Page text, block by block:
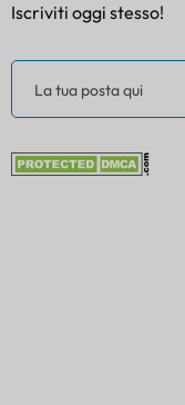
Iscriviti oggi stesso!